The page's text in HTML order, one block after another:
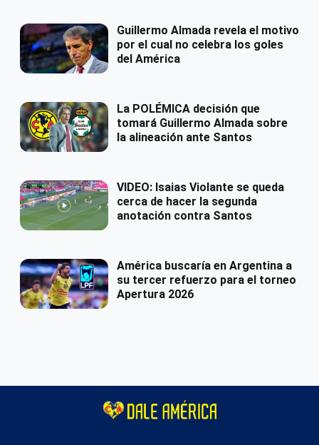
Guillermo Almada revela el motivo
por el cual no celebra los goles
del América
La POLÉMICA decisión que
tomará Guillermo Almada sobre
la alineación ante Santos
VIDEO: Isaias Violante se queda
cerca de hacer la segunda
anotación contra Santos
América buscaría en Argentina a
su tercer refuerzo para el torneo
Apertura 2026